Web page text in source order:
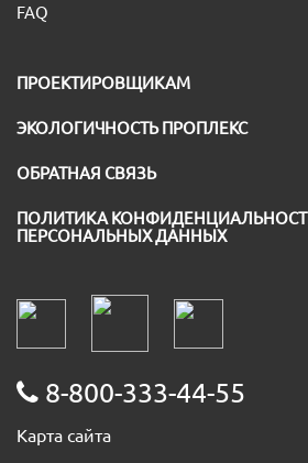
FAQ
ПРОЕКТИРОВЩИКАМ
ЭКОЛОГИЧНОСТЬ ПРОПЛЕКС
ОБРАТНАЯ СВЯЗЬ
ПОЛИТИКА
ПЕРСОНАЛЬНЫХ ДАННЫХ
8-800-333-44-55
Карта сайта